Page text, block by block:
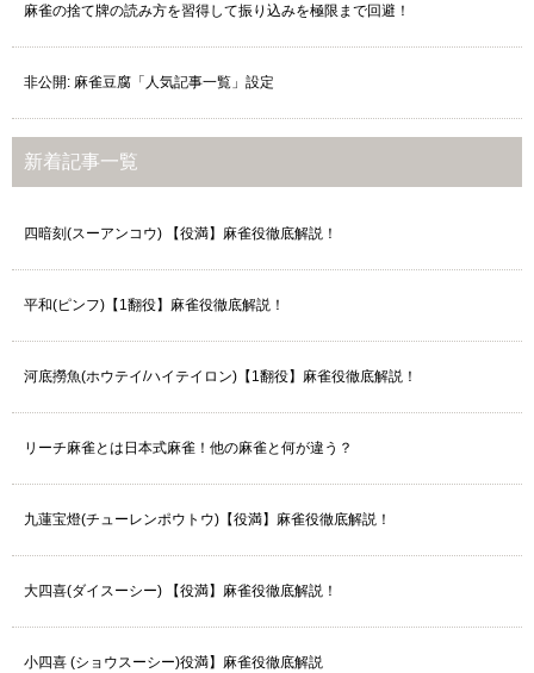
麻雀の捨て牌の読み方を習得して振り込みを極限まで回避！
非公開: 麻雀豆腐「人気記事一覧」設定
新着記事一覧
四暗刻(スーアンコウ) 【役満】麻雀役徹底解説！
平和(ピンフ)【1翻役】麻雀役徹底解説！
河底撈魚(ホウテイ/ハイテイロン)【1翻役】麻雀役徹底解説！
リーチ麻雀とは日本式麻雀！他の麻雀と何が違う？
九蓮宝燈(チューレンポウトウ)【役満】麻雀役徹底解説！
大四喜(ダイスーシー) 【役満】麻雀役徹底解説！
小四喜 (ショウスーシー)役満】麻雀役徹底解説